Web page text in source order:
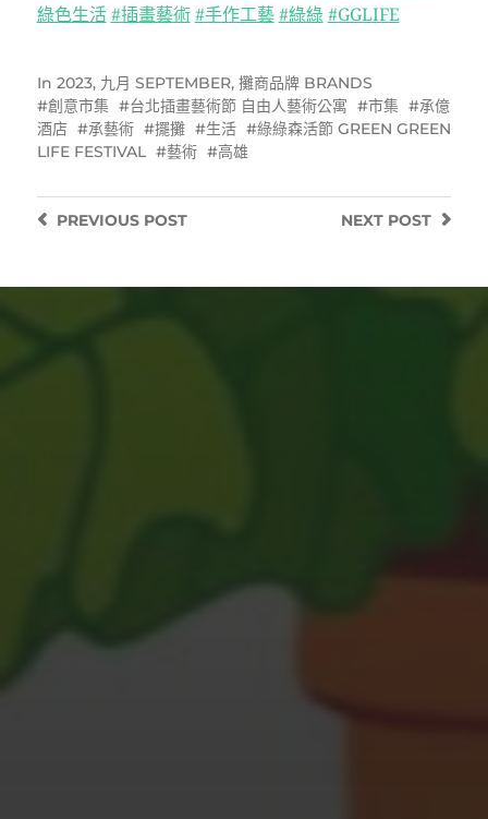
綠色生活 #插畫藝術 #手作工藝 #綠綠 #GGLIFE
In 2023, 九月 SEPTEMBER, 攤商品牌 BRANDS
創意市集
台北插畫藝術節 自由人藝術公寓 市集
承億
酒店
承藝術 擺攤 生活
綠綠森活節 GREEN GREEN
LIFE FESTIVAL
藝術 高雄
NEXT POST
PREVIOUSPOST